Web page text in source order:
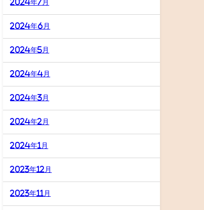
2024年7月
2024年6月
2024年5月
2024年4月
2024年3月
2024年2月
2024年1月
2023年12月
2023年11月